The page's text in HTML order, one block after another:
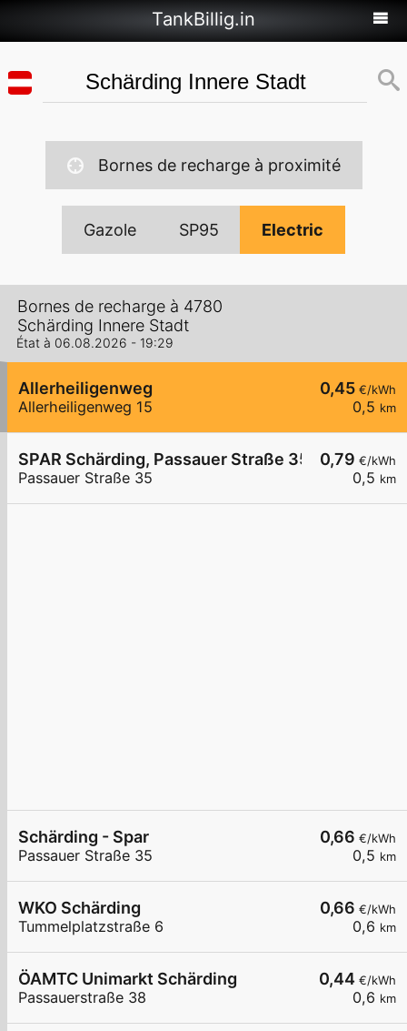
TankBillig.in
Bornes de recharge à proximité
Gazole SP95 Electric
Bornes de recharge à 4780
Schärding Innere Stadt
État à 06.08.2026 - 19:29
0,45 €/kWh
0,5 km
Allerheiligenweg
Allerheiligenweg 15
0,79 €/kWh
0,5 km
SPAR Schärding, Passauer Straße 35
Passauer Straße 35
0,66 €/kWh
0,5 km
Schärding - Spar
Passauer Straße 35
0,66 €/kWh
0,6 km
WKO Schärding
Tummelplatzstraße 6
0,44 €/kWh
0,6 km
ÖAMTC Unimarkt Schärding
Passauerstraße 38